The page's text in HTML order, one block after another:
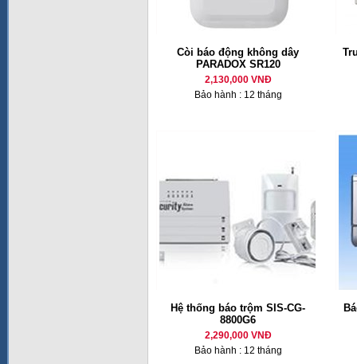
Còi báo động không dây
PARADOX SR120
2,130,000 VNĐ
Bảo hành : 12 tháng
Hệ thống báo trộm SIS-CG-
8800G6
2,290,000 VNĐ
Bảo hành : 12 tháng